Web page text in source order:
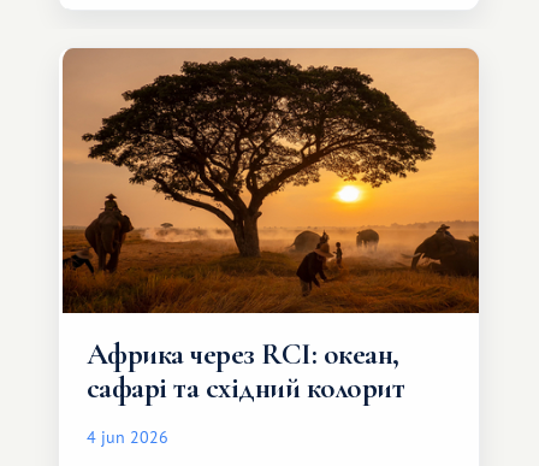
зробити для близької людини щось
особливе. Не обов'язково масштабне,
але тепле і незабутнє :)
Африка через RCI: океан,
сафарі та східний колорит
4 jun 2026